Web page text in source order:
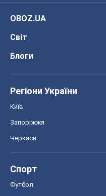
OBOZ.UA
Світ
Блоги
Регіони України
Київ
Запоріжжя
Черкаси
Спорт
Футбол